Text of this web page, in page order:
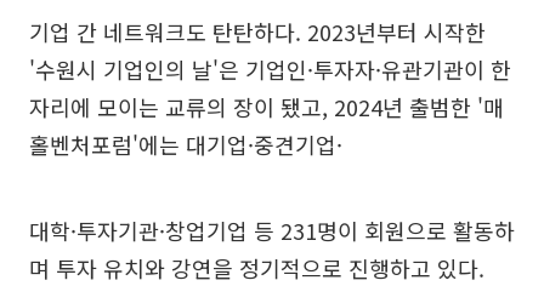
기업 간 네트워크도 탄탄하다. 2023년부터 시작한
'수원시 기업인의 날'은 기업인·투자자·유관기관이 한
자리에 모이는 교류의 장이 됐고, 2024년 출범한 '매
홀벤처포럼'에는 대기업·중견기업·
대학·투자기관·창업기업 등 231명이 회원으로 활동하
며 투자 유치와 강연을 정기적으로 진행하고 있다.